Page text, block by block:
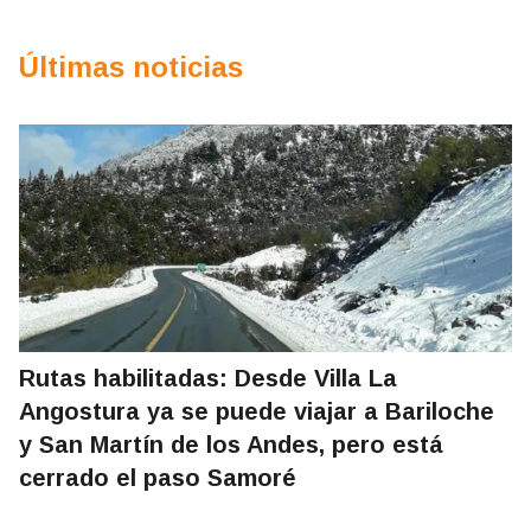
Últimas noticias
Rutas habilitadas: Desde Villa La
Angostura ya se puede viajar a Bariloche
y San Martín de los Andes, pero está
cerrado el paso Samoré